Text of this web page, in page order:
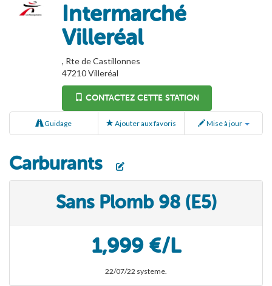
Intermarché
Villeréal
, Rte de Castillonnes
47210Villeréal
CONTACTEZ CETTE STATION
Guidage Ajouter aux favoris Mise à jour
Carburants
Sans Plomb 98 (E5)
1,999 €/L
22/07/22 systeme.